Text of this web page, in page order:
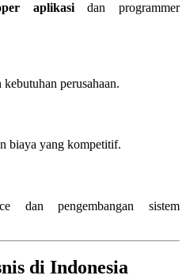
aplikasidan programmer
perusahaan.
biaya yang kompetitif.
dan pengembangan sistem
di Indonesia